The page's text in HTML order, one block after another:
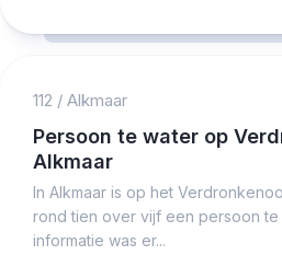
112 / Alkmaar
Persoon te water op
Alkmaar
In Alkmaar is op het
rond tien over vijf een persoon te
informatie was er...